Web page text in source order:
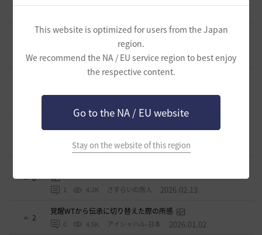
This website is optimized for users from the Japan
region.
We recommend the NA / EU service region to best enjoy
the respective content.
Go to the NA / EU website
Stay on the website of this region
【PvE】デッドアイ(DE) 狩り用：基本コンボ／ラバム（スキ
ル錬成）／スキル特化／小技まとめ（2026/02）
0 3.7K 片倉優樹VT 2026.02.27
コルセアの奪われた歴史 黒い砂漠史上１ではないだろ
4.1K さすらいの旅人 2026.02.15
0
1 4.2K さすらいの旅人 2026.02.13
2
覚醒WTから伝承に切り替えた際の所感
0 4.5K アイシャハル-日本 2026.01.02